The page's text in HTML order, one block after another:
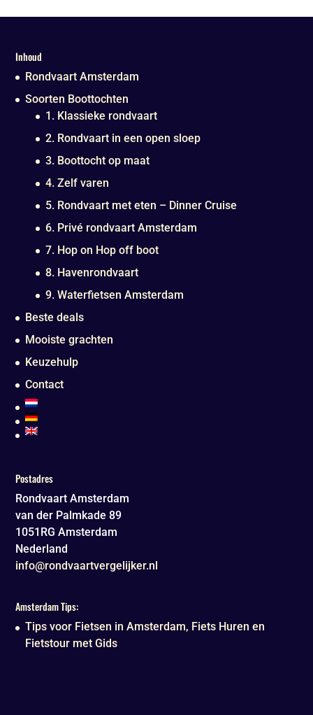
Inhoud
Rondvaart Amsterdam
Soorten Boottochten
1. Klassieke rondvaart
2. Rondvaart in een open sloep
3. Boottocht op maat
4. Zelf varen
5. Rondvaart met eten – Dinner Cruise
6. Privé rondvaart Amsterdam
7. Hop on Hop off boot
8. Havenrondvaart
9. Waterfietsen Amsterdam
Beste deals
Mooiste grachten
Keuzehulp
Contact
Postadres
Rondvaart Amsterdam
van der Palmkade 89
1051RG Amsterdam
Nederland
info@rondvaartvergelijker.nl
Amsterdam Tips:
Tips voor Fietsen in Amsterdam, Fiets Huren en
Fietstour met Gids